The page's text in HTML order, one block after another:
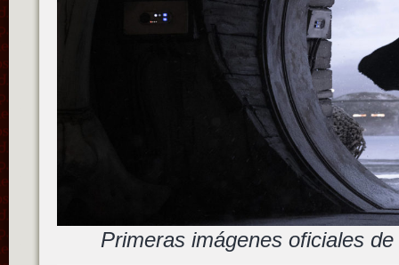
Primeras imágenes oficiales